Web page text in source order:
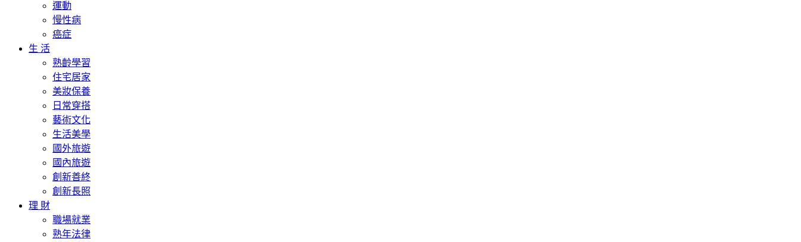
運動
慢性病
癌症
生 活
熟齡學習
住宅居家
美妝保養
日常穿搭
藝術文化
生活美學
國外旅遊
國內旅遊
創新善終
創新長照
理 財
職場就業
熟年法律